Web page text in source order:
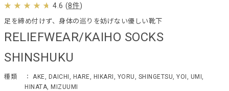
RELIEFWEAR/KAIHO SOCKS
SHINSHUKU
足を締め付けず、身体の巡りを妨げない優しい靴下
種類
： AKE, DAICHI, HARE, HIKARI, YORU, SHINGETSU, YOI, UMI,
HINATA, MIZUUMI
4.6 (8件)